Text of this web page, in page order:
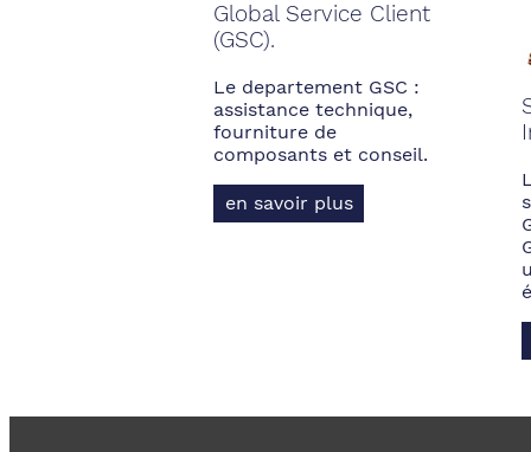
Global Service Client
(GSC).
Le departement GSC :
assistance technique,
fourniture de
composants et conseil.
en savoir plus